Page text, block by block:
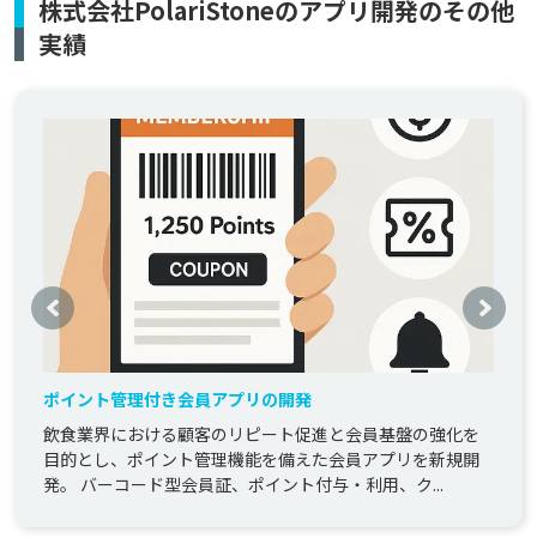
株式会社PolariStoneのアプリ開発のその他
実績
ポイント管理付き会員アプリの開発
飲食業界における顧客のリピート促進と会員基盤の強化を
目的とし、ポイント管理機能を備えた会員アプリを新規開
発。 バーコード型会員証、ポイント付与・利用、ク...